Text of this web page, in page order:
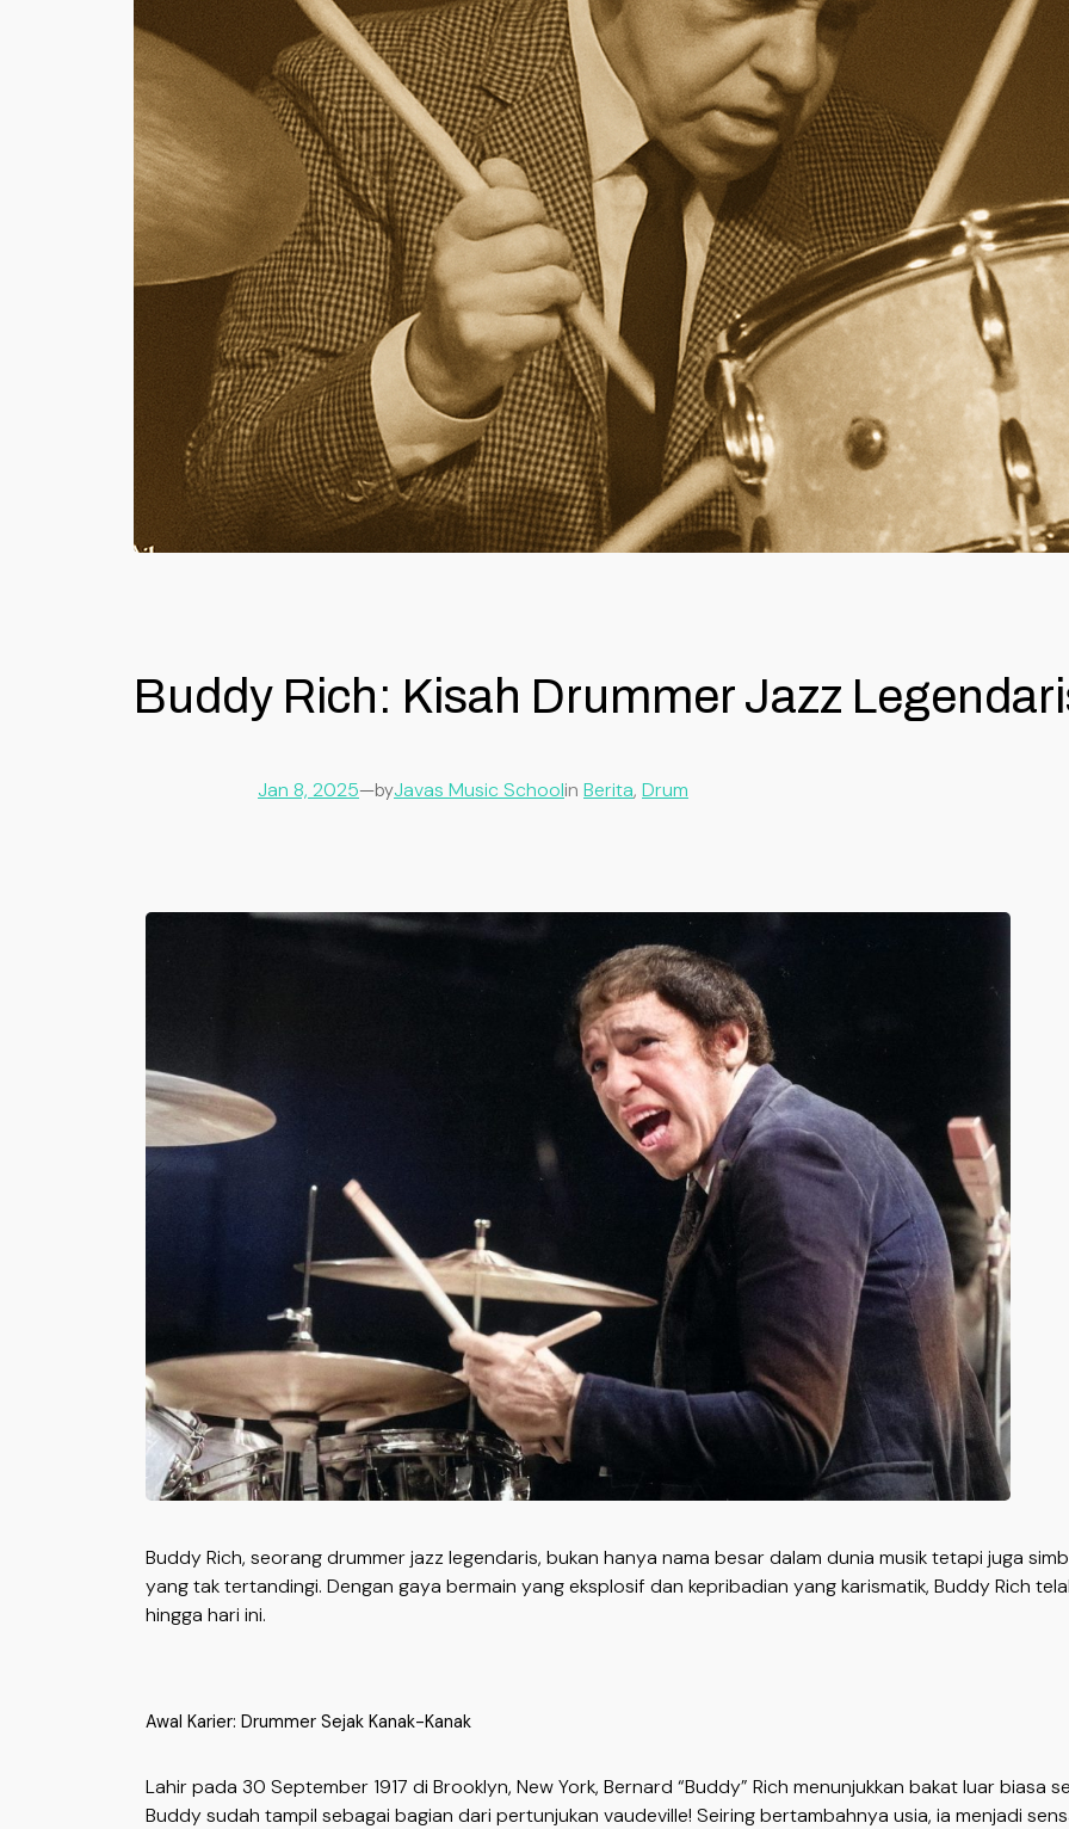
Buddy Rich: Kisah Drummer Jazz
Jan 8, 2025—byJavas Music Schoolin Berita, Drum
Buddy Rich, seorang drummer jazz legendaris, bukan hanya nama besar dalam dunia musik tetapi juga
yang tak tertandingi. Dengan gaya bermain yang eksplosif dan kepribadian yang karismatik, Buddy Rich
hingga hari ini.
Awal Karier: Drummer Sejak Kanak-Kanak
Lahir pada 30 September 1917 di Brooklyn, New York, Bernard “Buddy” Rich menunjukkan bakat luar biasa
Buddy sudah tampil sebagai bagian dari pertunjukan vaudeville! Seiring bertambahnya usia, ia menjadi